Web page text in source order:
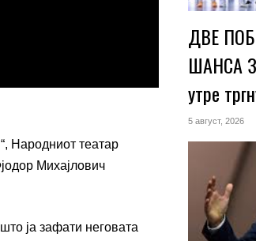
Народниот театар
Михајлович
ја зафати неговата
ДВЕ
ШАНСА
утре
5 август, 2026